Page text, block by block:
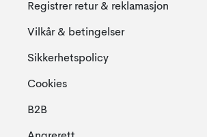
Registrer retur & reklamasjon
Vilkår & betingelser
Sikkerhetspolicy
Cookies
B2B